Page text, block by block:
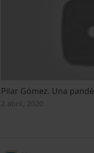
Pilar Gómez. Una
2 abril, 2020